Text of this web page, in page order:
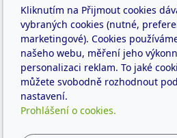
Sedlec –
257 91
Kliknutím na Přijmout cookies
vybraných cookies (nutné,
marketingové). Cookies
našeho webu, měření jeho
personalizaci reklam. To jaké
můžete svobodně rozhodnout
nastavení.
Prohlášení o cookies.